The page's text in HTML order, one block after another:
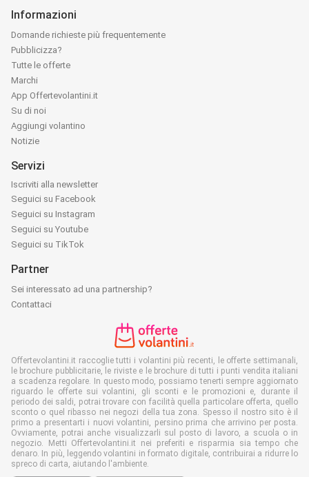
Informazioni
Domande richieste più frequentemente
Pubblicizza?
Tutte le offerte
Marchi
App Offertevolantini.it
Su di noi
Aggiungi volantino
Notizie
Servizi
Iscriviti alla newsletter
Seguici su Facebook
Seguici su Instagram
Seguici su Youtube
Seguici su TikTok
Partner
Sei interessato ad una partnership?
Contattaci
Offertevolantini.it raccoglie tutti i volantini più recenti, le offerte settimanali,
le brochure pubblicitarie, le riviste e le brochure di tutti i punti vendita italiani
a scadenza regolare. In questo modo, possiamo tenerti sempre aggiornato
riguardo le offerte sui volantini, gli sconti e le promozioni e, durante il
periodo dei saldi, potrai trovare con facilità quella particolare offerta, quello
sconto o quel ribasso nei negozi della tua zona. Spesso il nostro sito è il
primo a presentarti i nuovi volantini, persino prima che arrivino per posta.
Ovviamente, potrai anche visualizzarli sul posto di lavoro, a scuola o in
negozio. Metti Offertevolantini.it nei preferiti e risparmia sia tempo che
denaro. In più, leggendo volantini in formato digitale, contribuirai a ridurre lo
spreco di carta, aiutando l'ambiente.